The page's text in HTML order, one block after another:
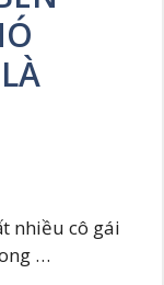
nhiều cô gái
…